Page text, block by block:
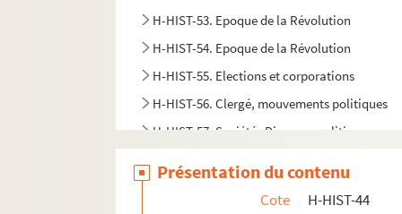
H-HIST-53. Epoque de la Révolution
H-HIST-54. Epoque de la Révolution
H-HIST-55. Elections et corporations
H-HIST-56. Clergé, mouvements politiques
H-HIST-57. Sociétés Diverses, politique
Présentation du contenu
Cote
H-HIST-44